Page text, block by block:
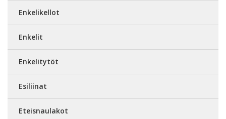
Enkelikellot
Enkelit
Enkelitytöt
Esiliinat
Eteisnaulakot